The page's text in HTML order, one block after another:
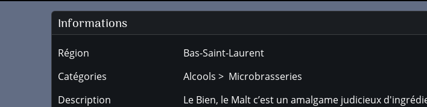
Informations
Région
Bas-Saint-Laurent
Catégories
Alcools > Microbrasseries
Description
Le Bien, le Malt c’est un amalgame judicieux